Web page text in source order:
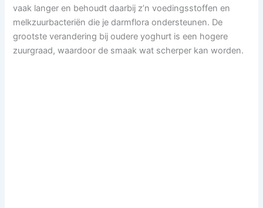
vaak langer en behoudt daarbij z’n voedingsstoffen en
melkzuurbacteriën die je darmflora ondersteunen. De
grootste verandering bij oudere yoghurt is een hogere
zuurgraad, waardoor de smaak wat scherper kan worden.